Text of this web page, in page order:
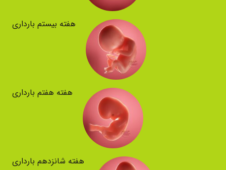
هفته بیستم بارداری
هفته هفتم بارداری
هفته شانزدهم بارداری